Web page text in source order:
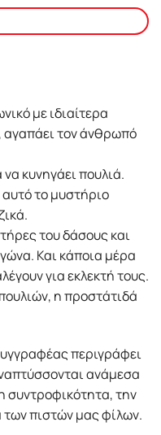
με ιδιαίτερα
αγαπάει τον άνθρωπό
κυνηγάει πουλιά.
το μυστήριο
του δάσους και
Και κάποια μέρα
για εκλεκτή τους.
η προστάτιδά
περιγράφει
ανάμεσα
συντροφικότητα, την
πιστών μας φίλων.